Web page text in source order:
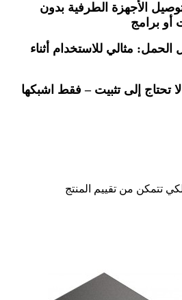
الأجهزة الطرفية بدون
أو برامج
الحمل: مثالي للاستخدام أثناء
لا تحتاج إلى تثبيت – فقط اشبكها
تتمكن من تقييم المنتج